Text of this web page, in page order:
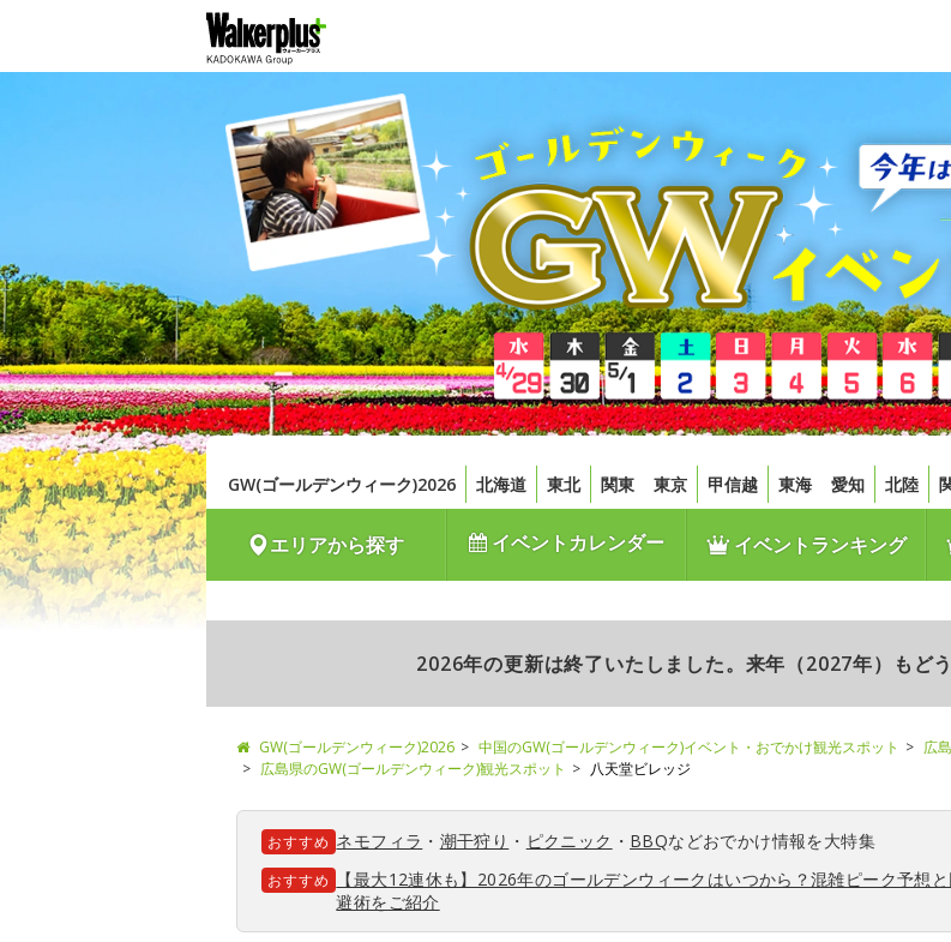
GW(ゴールデンウィーク)2026 北海道 東北 関東 東京 甲信越 東海 愛知 北陸
エリアから探す イベントカレンダー イベントランキング
2026年の更新は終了いたしました。来年（2027年）もど
GW(ゴールデンウィーク)2026 中国のGW(ゴールデンウィーク)イベント・おでかけ観光スポット
広
広島県のGW(ゴールデンウィーク)観光スポット
八天堂ビレッジ
おすすめ ネモフィラ ・ 潮干狩り ・ ピクニック ・ BBQなどおでかけ情報を大特集
おすすめ
【最大12連休も】2026年のゴールデンウィークはいつから？混雑ピーク予想と
避術をご紹介